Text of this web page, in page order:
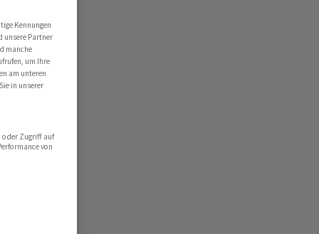
Kennungen
unsere Partner
manche
um Ihre
am unteren
in unserer
oder Zugriff auf
von